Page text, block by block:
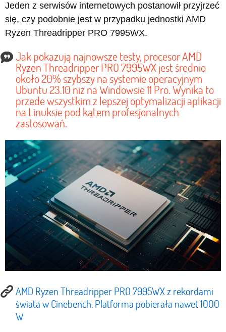
Jeden z serwisów internetowych postanowił przyjrzeć
się, czy podobnie jest w przypadku jednostki AMD
Ryzen Threadripper PRO 7995WX.
Jak pokazują najnowsze testy, procesor AMD
Ryzen Threadripper PRO 7995WX jest średnio
około 20% szybszy na systemie operacyjnym
Ubuntu 23.10 niż na Windowsie 11 Pro. Wynika to
przede wszystkim z lepszej optymalizacji aplikacji
na Linuksie pod kątem profesjonalnych
zastosowań.
AMD Ryzen Threadripper PRO 7995WX z rekordami
świata w Cinebench. Platforma pobierała nawet 1000
W